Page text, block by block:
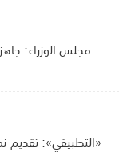
مجلس الوزراء:
«التطبيقي»: تقديم